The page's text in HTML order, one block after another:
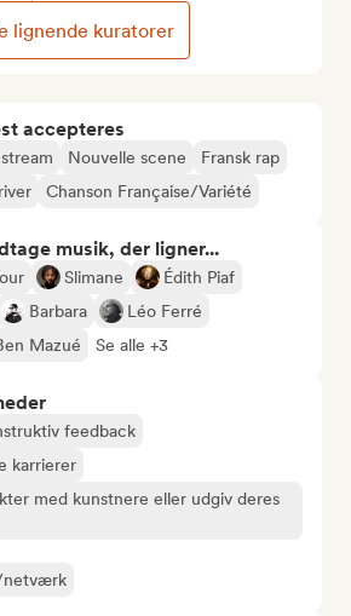
accepteres
Nouvelle scene
Fransk rap
Chanson Française/Variété
musik, der ligner...
Slimane
Édith Piaf
Barbara
Léo Ferré
Mazué Se alle +3
feedback
karrierer
med kunstnere eller udgiv deres
netværk
lignende kuratorer